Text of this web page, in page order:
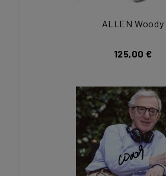
ALLEN Woody
125,00 €